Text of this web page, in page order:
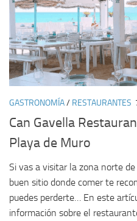
GASTRONOMÍA/ RESTAURANTES
Can Gavella
Playa de Muro
Si vas a visitar la zona norte
buen sitio donde comer te
puedes perderte… En este
información sobre el